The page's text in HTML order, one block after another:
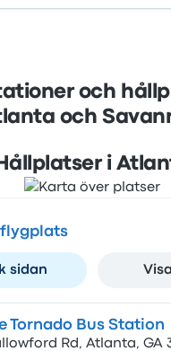
och
och
i
sidan
Tornado Bus Station
Rd, Atlanta, GA